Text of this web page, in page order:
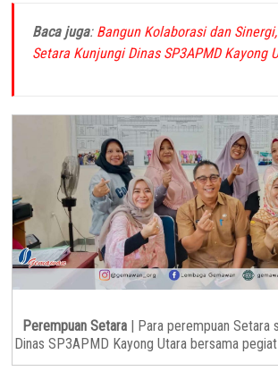
Baca juga: Bangun Kolaborasi dan
Setara Kunjungi Dinas SP3APMD Kayong
Perempuan Setara | Para perempuan Setara
Dinas SP3APMD Kayong Utara bersama